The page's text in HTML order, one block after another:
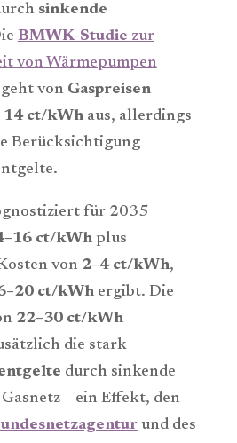
sinkende
BMWK-Studie zur
von Wärmepumpen
von Gaspreisen
14 ct/kWhaus, allerdings
Berücksichtigung
für 2035
ct/kWhplus
von 2–4 ct/kWh,
ct/kWhergibt. Die
22–30 ct/kWh
die stark
durch sinkende
– ein Effekt, den
und des